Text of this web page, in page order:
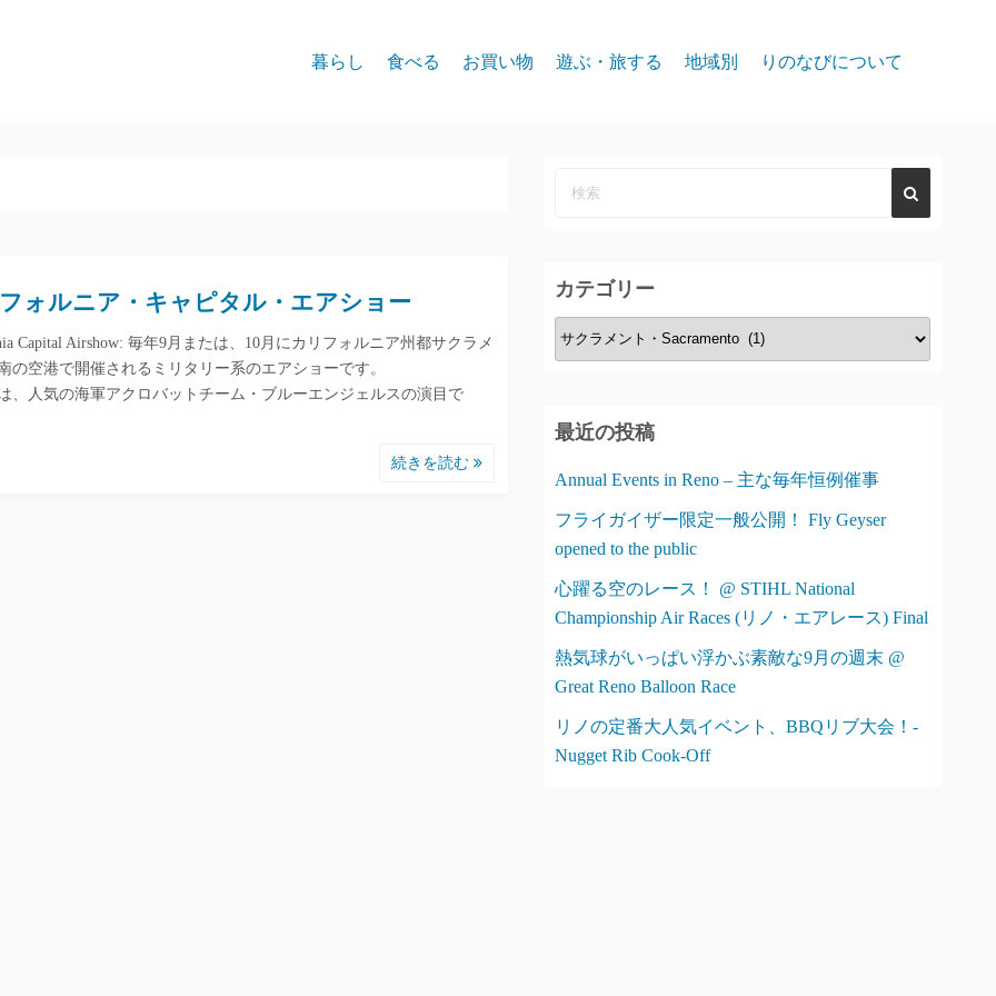
暮らし 食べる お買い物 遊ぶ・旅する 地域別
タホー湖
りのなびについて
ォルニア・キャピタル・エアショー
Capital Airshow: 毎年9月または、10月にカリフォルニア州都サクラメ
の空港で開催されるミリタリー系のエアショーです。
、人気の海軍アクロバットチーム・ブルーエンジェルスの演目で
続きを読む
カテゴリー
カ
テ
ー
最近の投稿
Annual Events in Reno – 主な毎年恒例催事
フライガイザー限定一般公開！ Fly Geyser
opened to the public
心躍る空のレース！ @ STIHL National
Championship Air Races (リノ・エアレース) Final
熱気球がいっぱい浮かぶ素敵な9月の週末 @
Great Reno Balloon Race
リノの定番大人気イベント、BBQリブ大会！-
Nugget Rib Cook-Off